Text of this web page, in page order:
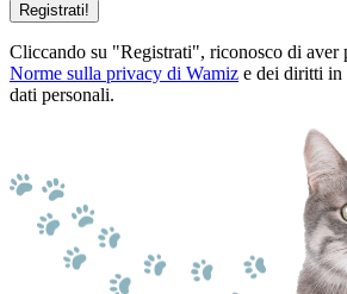
Registrati!
Cliccando su "Registrati", riconosco di aver
Norme sulla privacy di Wamiz e dei diritti in
dati personali.